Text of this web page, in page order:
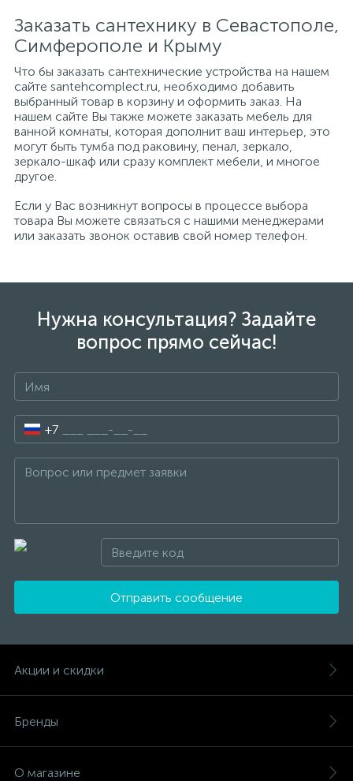
Заказать сантехнику в Севастополе,
Симферополе и Крыму
Что бы заказать сантехнические устройства на нашем
сайте santehcomplect.ru, необходимо добавить
выбранный товар в корзину и оформить заказ. На
нашем сайте Вы также можете заказать мебель для
ванной комнаты, которая дополнит ваш интерьер, это
могут быть тумба под раковину, пенал, зеркало,
зеркало-шкаф или сразу комплект мебели, и многое
другое.
Если у Вас возникнут вопросы в процессе выбора
товара Вы можете связаться с нашими менеджерами
или заказать звонок оставив свой номер телефон.
Нужна консультация? Задайте
вопрос прямо сейчас!
+7
Отправить сообщение
Акции и скидки
Бренды
О магазине